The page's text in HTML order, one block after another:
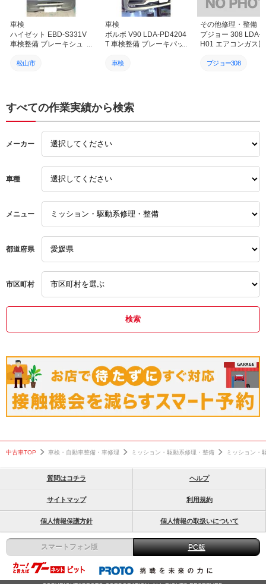
高い整備作業にも車のオー
ナーさん側の想いを汲んで
高い技術と人脈 会社間の
繋がりをもって丁寧に対応
されて様子が相談してる時
員さんや工場の様子から感
感じてます 信頼 安心し
お願いします
車検
ハイゼット EBD-S331V
車検整備 ブレーキシュ
愛媛 松山 伊予 西条 新居
松山市
カーオーナーズ
車検
ボルボ V90 LDA-PD4204
T 車検整備 ブレーキパッ
媛 松山 伊予 西条 新居浜
車検
松山市
ボルボ
その他修理・整備
プジョー 308 LDA-
H01 エアコンガス
ブルー補充！快適
プジョー308
すべての作業実績から検索
メーカー
車種
メニュー
都道府県
市区町村
中古車TOP 車検・自動車整備・車修理 ミッション・駆動系修理・整備 ミッション・
質問はコチラ ヘルプ
サイトマップ 利用規約
個人情報保護方針 個人情報の取扱いについて
スマートフォン版 PC版